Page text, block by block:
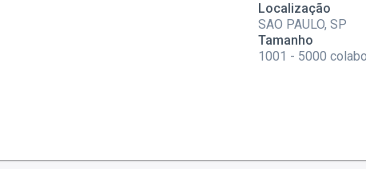
Localização
SAO PAULO, SP
Tamanho
1001 - 5000